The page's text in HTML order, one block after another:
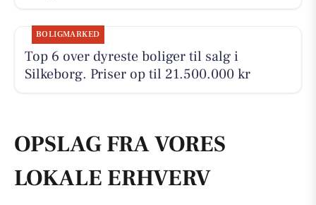
BOLIGMARKED
Top 6 over dyreste boliger til salg i
Silkeborg. Priser op til 21.500.000 kr
OPSLAG FRA VORES
LOKALE ERHVERV